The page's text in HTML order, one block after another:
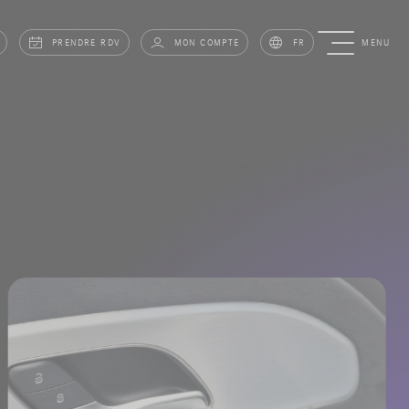
PRENDRE RDV MON COMPTE FR MENU